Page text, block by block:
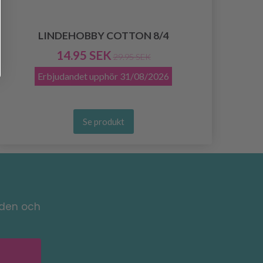
LINDEHOBBY COTTON 8/4
14.95 SEK 29.95 SEK
Erbjudandet upphör 31/08/2026
Se produkt
och